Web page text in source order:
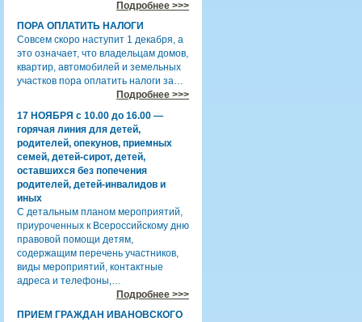
Подробнее >>>
ПОРА ОПЛАТИТЬ НАЛОГИ
Совсем скоро наступит 1 декабря, а
это означает, что владельцам домов,
квартир, автомобилей и земельных
участков пора оплатить налоги за…
Подробнее >>>
17 НОЯБРЯ с 10.00 до 16.00 —
горячая линия для детей,
родителей, опекунов, приемных
семей, детей-сирот, детей,
оставшихся без попечения
родителей, детей-инвалидов и
иных
С детальным планом мероприятий,
приуроченных к Всероссийскому дню
правовой помощи детям,
содержащим перечень участников,
виды мероприятий, контактные
адреса и телефоны,…
Подробнее >>>
ПРИЕМ ГРАЖДАН ИВАНОВСКОГО